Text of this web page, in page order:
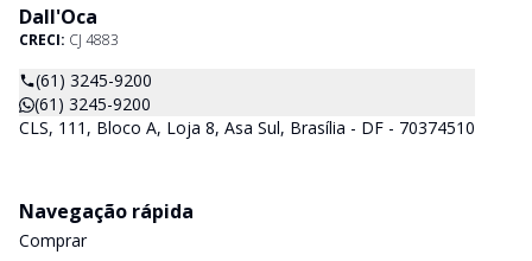
Dall'Oca
CRECI: CJ 4883
(61) 3245-9200
(61) 3245-9200
CLS, 111, Bloco A, Loja 8, Asa Sul, Brasília - DF - 70374510
Navegação rápida
Comprar